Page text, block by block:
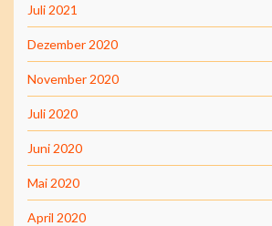
Juli 2021
Dezember 2020
November 2020
Juli 2020
Juni 2020
Mai 2020
April 2020